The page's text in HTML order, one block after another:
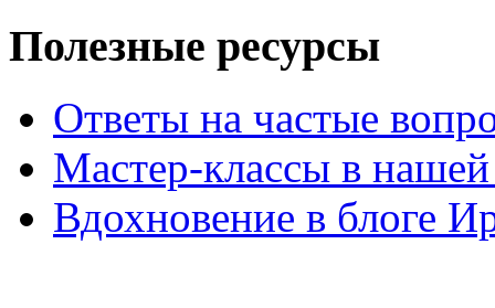
Полезные ресурсы
Ответы на частые
Мастер-классы в нашей
Вдохновение в блоге